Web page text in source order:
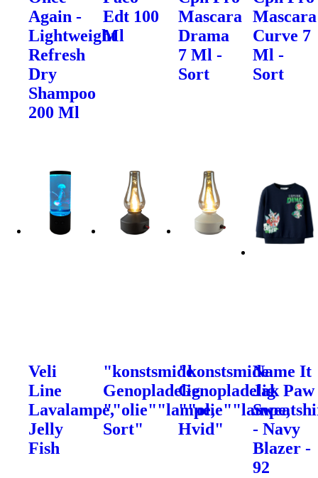
Again -
Lightweight
Refresh
Dry
Shampoo
200 Ml
Edt 100
Ml
Mascara
Drama
7 Ml -
Sort
Mascara
Curve 7
Ml -
Sort
Veli
Line
Lavalampe,
Jelly
Fish
"konstsmide
Genopladelig
""olie""lampe,
Sort"
"konstsmide
Genopladelig
""olie""lampe,
Hvid"
Name It
Jak Paw
- Navy
Blazer -
92